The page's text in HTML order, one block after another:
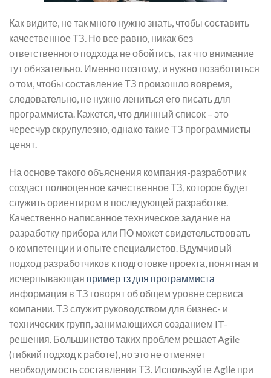
Как видите, не так много нужно знать, чтобы составить
качественное ТЗ. Но все равно, никак без
ответственного подхода не обойтись, так что внимание
тут обязательно. Именно поэтому, и нужно позаботиться
о том, чтобы составление ТЗ произошло вовремя,
следовательно, не нужно лениться его писать для
программиста. Кажется, что длинный список – это
чересчур скрупулезно, однако такие ТЗ программисты
ценят.
На основе такого объяснения компания-разработчик
создаст полноценное качественное ТЗ, которое будет
служить ориентиром в последующей разработке.
Качественно написанное техническое задание на
разработку прибора или ПО может свидетельствовать
о компетенции и опыте специалистов. Вдумчивый
подход разработчиков к подготовке проекта, понятная и
исчерпывающая пример тз для программиста
информация в ТЗ говорят об общем уровне сервиса
компании. ТЗ служит руководством для бизнес- и
технических групп, занимающихся созданием IT-
решения. Большинство таких проблем решает Agile
(гибкий подход к работе), но это не отменяет
необходимость составления ТЗ. Используйте Agile при